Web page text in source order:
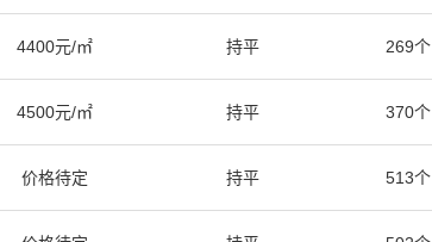
4400元/㎡ 持平 269个
4500元/㎡ 持平 370个
价格待定 持平 513个